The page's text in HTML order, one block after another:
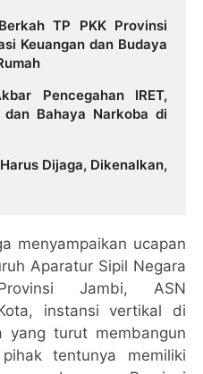
TP PKK Provinsi
Keuangan dan Budaya
Pencegahan IRET,
dan Bahaya Narkoba di
Dijaga, Dikenalkan,
menyampaikan ucapan
Aparatur Sipil Negara
Jambi, ASN
instansi vertikal di
yang turut membangun
tentunya memiliki